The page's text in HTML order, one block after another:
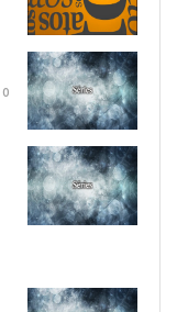
0